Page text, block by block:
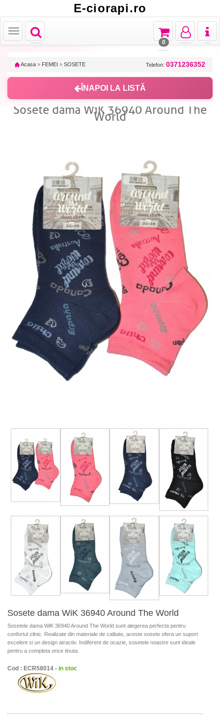
E-ciorapi.ro
Toggle
navigation
Toggle
Toggle
navigation
Toggle
navigation
Toggle
navigation
0
Acasa » FEMEI » SOSETE Telefon: 0371236352
ÎNAPOI LA LISTĂ
Sosete dama WiK 36940 Around The
World
Sosete dama WiK 36940 Around The World
Sosetele dama WiK 36940 Around The World sunt alegerea perfecta pentru
confortul zilnic. Realizate din materiale de calitate, aceste sosete ofera un suport
excelent si un design atractiv. Indiferent de ocazie, sosetele noastre sunt ideale
pentru a completa orice tinuta.
Cod : ECR58014 - in stoc